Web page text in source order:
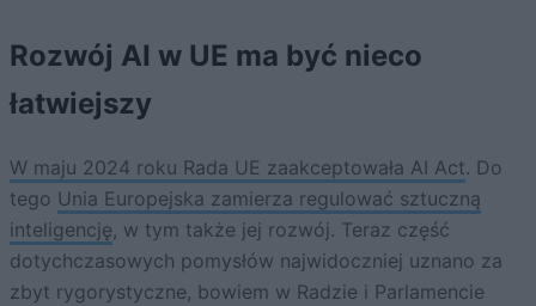
Rozwój AI w UE ma być nieco
łatwiejszy
W maju 2024 roku Rada UE zaakceptowała AI Act. Do
tego Unia Europejska zamierza regulować sztuczną
inteligencję, w tym także jej rozwój. Teraz część
dotychczasowych pomysłów najwidoczniej uznano za
zbyt rygorystyczne, bowiem w Radzie i Parlamencie